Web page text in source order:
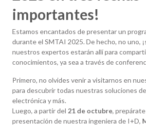
importantes!
Estamos encantados de presentar un
durante el SMTAI 2025. De hecho, no uno,
nuestros expertos estarán allí para
conocimientos, ya sea a través de
Primero, no olvides venir a visitarnos en
para descubrir todas nuestras soluciones
electrónica y más.
Luego, a partir del 21 de octubre,
presentación de nuestra ingeniera de I+D,